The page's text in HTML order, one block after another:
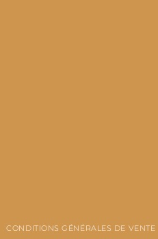
CONDITIONS GÉNÉRALES DE VENTE